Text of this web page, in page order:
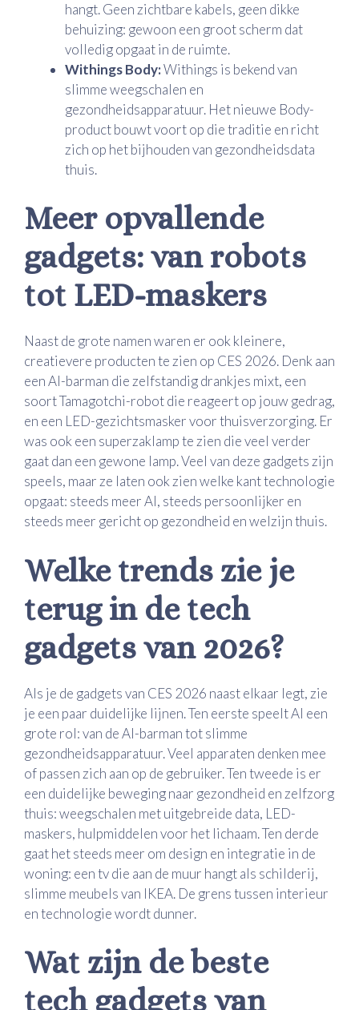
hangt. Geen zichtbare kabels, geen dikke
behuizing: gewoon een groot scherm dat
volledig opgaat in de ruimte.
Withings Body:Withings is bekend van
slimme weegschalen en
gezondheidsapparatuur. Het nieuwe Body-
product bouwt voort op die traditie en richt
zich op het bijhouden van gezondheidsdata
thuis.
Meer opvallende
gadgets: van robots
tot LED-maskers
Naast de grote namen waren er ook kleinere,
creatievere producten te zien op CES 2026. Denk aan
een AI-barman die zelfstandig drankjes mixt, een
soort Tamagotchi-robot die reageert op jouw gedrag,
en een LED-gezichtsmasker voor thuisverzorging. Er
was ook een superzaklamp te zien die veel verder
gaat dan een gewone lamp. Veel van deze gadgets zijn
speels, maar ze laten ook zien welke kant technologie
opgaat: steeds meer AI, steeds persoonlijker en
steeds meer gericht op gezondheid en welzijn thuis.
Welke trends zie je
terug in de tech
gadgets van 2026?
Als je de gadgets van CES 2026 naast elkaar legt, zie
je een paar duidelijke lijnen. Ten eerste speelt AI een
grote rol: van de AI-barman tot slimme
gezondheidsapparatuur. Veel apparaten denken mee
of passen zich aan op de gebruiker. Ten tweede is er
een duidelijke beweging naar gezondheid en zelfzorg
thuis: weegschalen met uitgebreide data, LED-
maskers, hulpmiddelen voor het lichaam. Ten derde
gaat het steeds meer om design en integratie in de
woning: een tv die aan de muur hangt als schilderij,
slimme meubels van IKEA. De grens tussen interieur
en technologie wordt dunner.
Wat zijn de beste
tech gadgets van